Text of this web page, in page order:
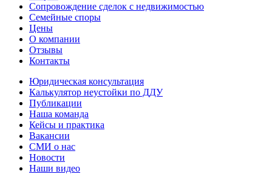
Сопровождение сделок с недвижимостью
Семейные споры
Цены
О компании
Отзывы
Контакты
Юридическая консультация
Калькулятор неустойки по ДДУ
Публикации
Наша команда
Кейсы и практика
Вакансии
СМИ о нас
Новости
Наши видео